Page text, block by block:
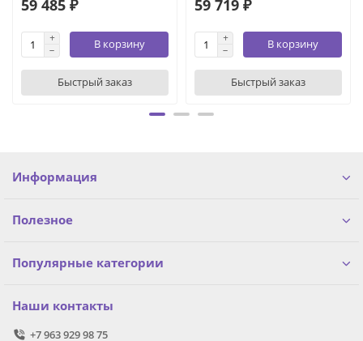
59 485 ₽
В корзину
Быстрый заказ
59 719 ₽
В корзину
Быстрый заказ
Информация
Полезное
Популярные категории
Наши контакты
+7 963 929 98 75